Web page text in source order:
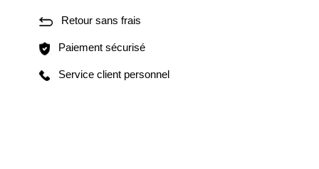
Retour sans frais
Paiement sécurisé
Service client personnel